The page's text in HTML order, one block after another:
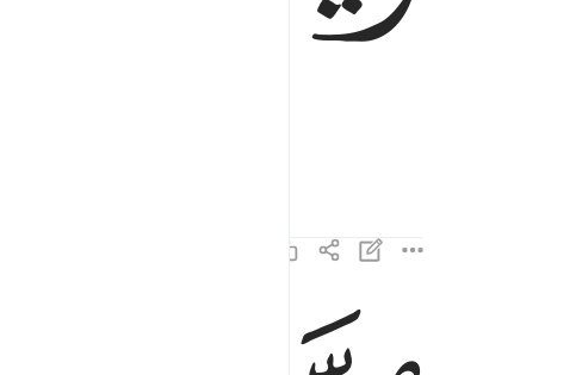
الذين اذا اكتالوا على الناس يستوفون ٢
ٱلَّذِينَ إِذَا ٱكْتَالُوا۟ عَلَى ٱلنَّاسِ يَسْتَوْفُونَ ٢